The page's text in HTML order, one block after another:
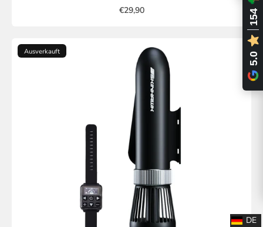
€29,90
Ausverkauft
154
5.0
DE